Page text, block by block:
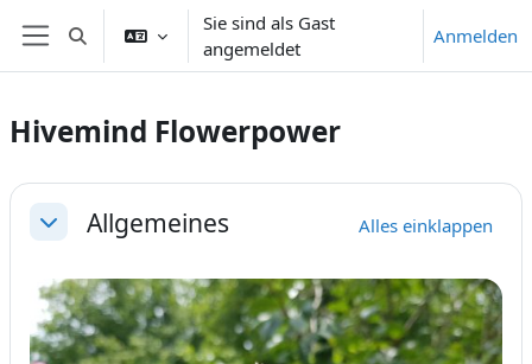
Zum Hauptinhalt
Website-Übersicht
Sucheingabe umschalten
Sie sind als Gast
angemeldet
Anmelden
Hivemind Flowerpower
Abschnittsübersicht
Einklappen
Allgemeines Alles einklappen